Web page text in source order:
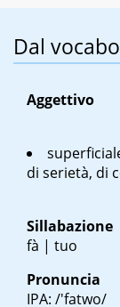
Dal
Aggettivo
di serietà, di
Sillabazione
fà | tuo
Pronuncia
IPA: /'fatwo/